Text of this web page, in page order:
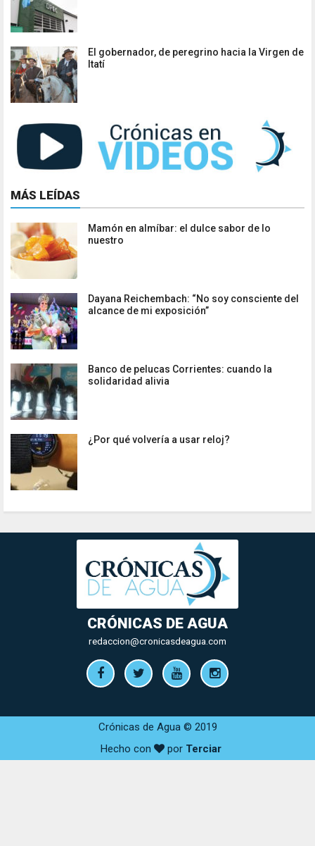
El gobernador, de peregrino hacia la Virgen de
Itatí
MÁS LEÍDAS
Mamón en almíbar: el dulce sabor de lo
nuestro
Dayana Reichembach: “No soy consciente del
alcance de mi exposición”
Banco de pelucas Corrientes: cuando la
solidaridad alivia
¿Por qué volvería a usar reloj?
CRÓNICAS DE AGUA
redaccion@cronicasdeagua.com
Crónicas de Agua © 2019
Hecho con
por Terciar